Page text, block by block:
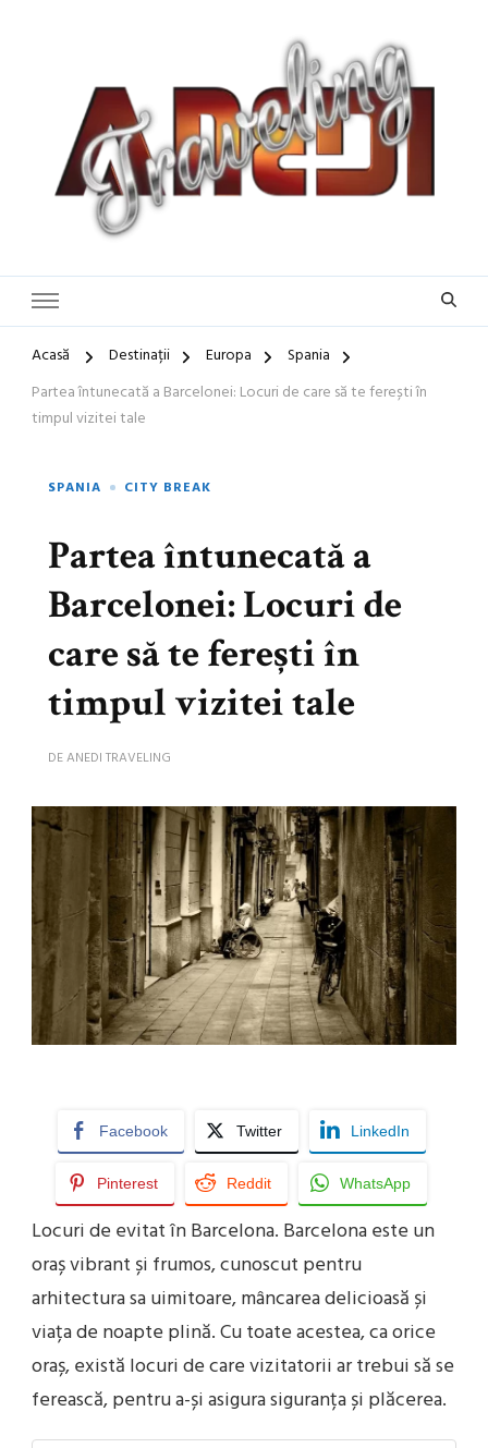
Călătorie în Europa | Inspirație
pentru Vacanțe Memorabile
Acasă Destinații Europa
Spania
Partea întunecată a Barcelonei: Locuri de care să te ferești în
timpul vizitei tale
SPANIA CITY BREAK
Partea întunecată a
Barcelonei: Locuri de
care să te ferești în
timpul vizitei tale
DEANEDI TRAVELING
Facebook Twitter LinkedIn
Pinterest Reddit WhatsApp
Locuri de evitat în Barcelona. Barcelona este un
oraș vibrant și frumos, cunoscut pentru
arhitectura sa uimitoare, mâncarea delicioasă și
viața de noapte plină. Cu toate acestea, ca orice
oraș, există locuri de care vizitatorii ar trebui să se
ferească, pentru a-și asigura siguranța și plăcerea.